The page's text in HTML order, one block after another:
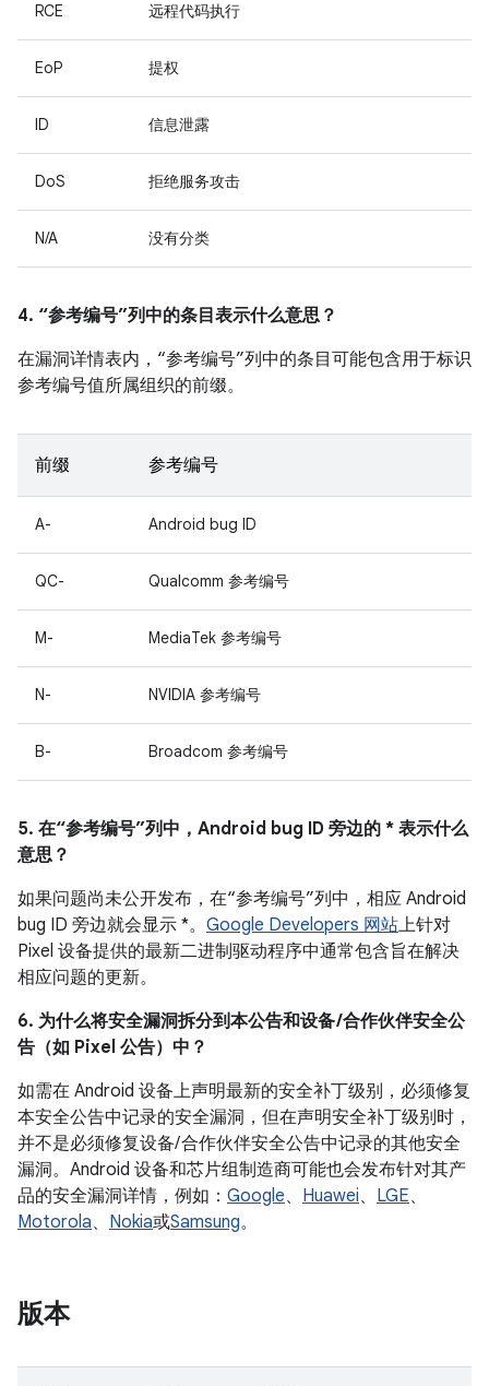
RCE 远程代码执行
EoP 提权
ID 信息泄露
DoS 拒绝服务攻击
N/A 没有分类
4. “参考编号”列中的条目表示什么意思？
在漏洞详情表内，“参考编号”列中的条目可能包含用于标识
参考编号值所属组织的前缀。
前缀 参考编号
A- Android bug ID
QC- Qualcomm 参考编号
M- MediaTek 参考编号
N- NVIDIA 参考编号
B- Broadcom 参考编号
5. 在“参考编号”列中，Android bug ID 旁边的 * 表示什么
意思？
如果问题尚未公开发布，在“参考编号”列中，相应 Android
bug ID 旁边就会显示 *。 Google Developers 网站上针对
Pixel 设备提供的最新二进制驱动程序中通常包含旨在解决
相应问题的更新。
6. 为什么将安全漏洞拆分到本公告和设备 /合作伙伴安全公
告（如 Pixel 公告）中？
如需在 Android 设备上声明最新的安全补丁级别，必须修复
本安全公告中记录的安全漏洞，但在声明安全补丁级别时，
并不是必须修复设备/ 合作伙伴安全公告中记录的其他安全
漏洞。Android 设备和芯片组制造商可能也会发布针对其产
品的安全漏洞详情，例如： Google、 Huawei、 LGE、
Motorola、 Nokia或Samsung。
版本